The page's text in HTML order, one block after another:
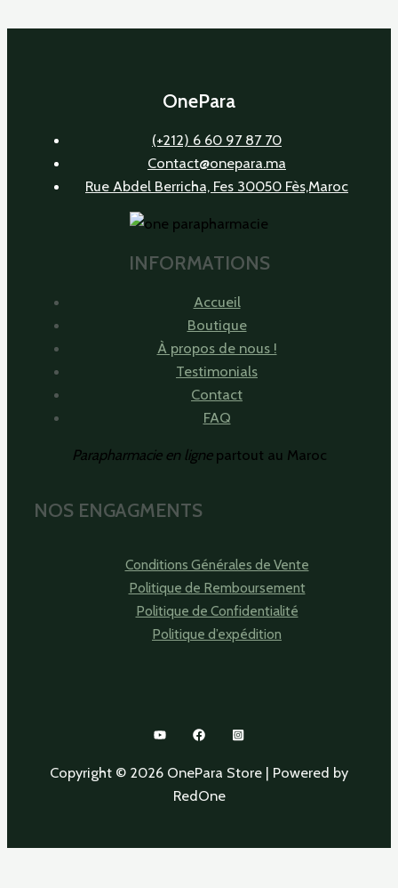
OnePara
(+212) 6 60 97 87 70
Contact@onepara.ma
Rue Abdel Berricha, Fes 30050 Fès,Maroc
INFORMATIONS
Accueil
Boutique
À propos de nous !
Testimonials
Contact
FAQ
Parapharmacie en lignepartout au Maroc
NOS ENGAGMENTS
Conditions Générales de Vente
Politique de Remboursement
Politique de Confidentialité
Politique d’expédition
Copyright © 2026 OnePara Store | Powered by
RedOne